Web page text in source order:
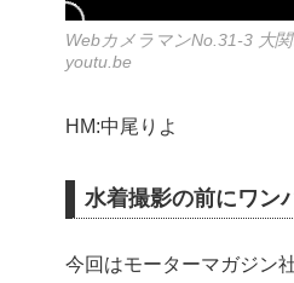
WebカメラマンNo.31-3 大
youtu.be
HM:中尾りよ
水着撮影の前にワン
今回はモーターマガジン